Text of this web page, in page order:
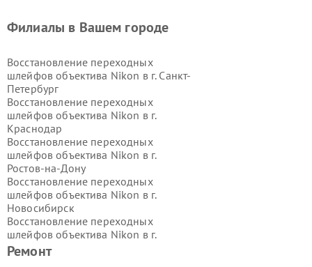
Ремонт
Филиалы в Вашем городе
Восстановление переходных
шлейфов объектива Nikon в г. Санкт-
Петербург
Восстановление переходных
шлейфов объектива Nikon в г.
Краснодар
Восстановление переходных
шлейфов объектива Nikon в г.
Ростов-на-Дону
Восстановление переходных
шлейфов объектива Nikon в г.
Новосибирск
Восстановление переходных
шлейфов объектива Nikon в г.
Екатеринбург